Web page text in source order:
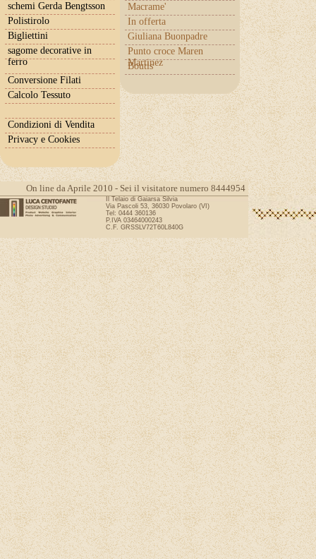
Macrame'
In offerta
Giuliana Buonpadre
Punto croce Maren
Martinez
Boutis
schemi Gerda Bengtsson
Polistirolo
Bigliettini
sagome decorative in
ferro
Conversione Filati
Calcolo Tessuto
Condizioni di Vendita
Privacy e Cookies
On line da Aprile 2010 - Sei il visitatore numero 8444954
Il Telaio di Gaiarsa Silvia
Via Pascoli 53, 36030 Povolaro (VI)
Tel: 0444 360136
P.IVA 03464000243
C.F. GRSSLV72T60L840G